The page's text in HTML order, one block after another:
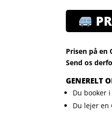
Prisen på
Send os
GENERELT
Du booker
Du lejer en